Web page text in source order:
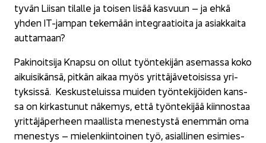
ty­vän Lii­san ti­lal­le ja toi­sen lisää kas­vuun – ja ehkä
yhden IT-​jampan te­ke­mään in­te­graa­tioi­ta ja asiak­kai­ta
aut­ta­maan?
Pa­ki­noit­si­ja Knap­su on ollut työn­te­ki­jän ase­mas­sa koko
ai­kui­si­kän­sä, pit­kän aikaa myös yrit­tä­jä­ve­toi­sis­sa yri­
tyk­sis­sä. Kes­kus­te­luis­sa mui­den työn­te­ki­jöi­den kans­
sa on kir­kas­tu­nut nä­ke­mys, että työn­te­ki­jää kiin­nos­taa
yrit­tä­jä­per­heen maal­lis­ta me­nes­tys­tä enem­män oma
me­nes­tys – mie­len­kiin­toi­nen työ, asial­li­nen esi­mies­